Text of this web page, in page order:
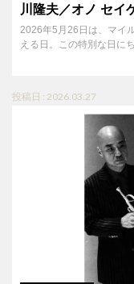
川隆夫／オノ セイ
2026年5月26日は、マイ
える日。この特別な日に
投稿日 : 2026.03.27